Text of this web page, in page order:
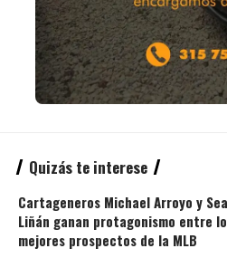
Quizás te interese
Cartageneros Michael Arroyo y
Liñán ganan protagonismo entre
mejores prospectos de la MLB